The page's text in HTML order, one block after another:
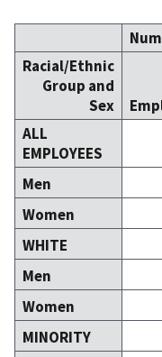
Racial/Ethnic
Group and
Sex
ALL
EMPLOYEES
Men
Women
WHITE
Men
Women
MINORITY